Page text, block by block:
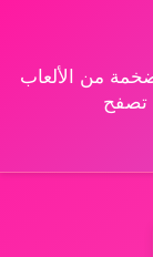
من الألعاب
تصفح